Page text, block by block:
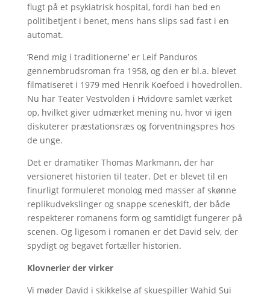
flugt på et psykiatrisk hospital, fordi han bed en
politibetjent i benet, mens hans slips sad fast i en
automat.
’Rend mig i traditionerne’ er Leif Panduros
gennembrudsroman fra 1958, og den er bl.a. blevet
filmatiseret i 1979 med Henrik Koefoed i hovedrollen.
Nu har Teater Vestvolden i Hvidovre samlet værket
op, hvilket giver udmærket mening nu, hvor vi igen
diskuterer præstationsræs og forventningspres hos
de unge.
Det er dramatiker Thomas Markmann, der har
versioneret historien til teater. Det er blevet til en
finurligt formuleret monolog med masser af skønne
replikudvekslinger og snappe sceneskift, der både
respekterer romanens form og samtidigt fungerer på
scenen. Og ligesom i romanen er det David selv, der
spydigt og begavet fortæller historien.
Klovnerier der virker
Vi møder David i skikkelse af skuespiller Wahid Sui